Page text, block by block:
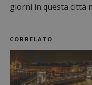
giorni in questa città
CORRELATO